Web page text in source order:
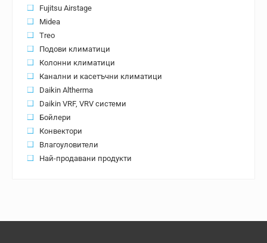
Fujitsu Airstage
Midea
Treo
Подови климатици
Колонни климатици
Канални и касетъчни климатици
Daikin Altherma
Daikin VRF, VRV системи
Бойлери
Конвектори
Влагоуловители
Най-продавани продукти